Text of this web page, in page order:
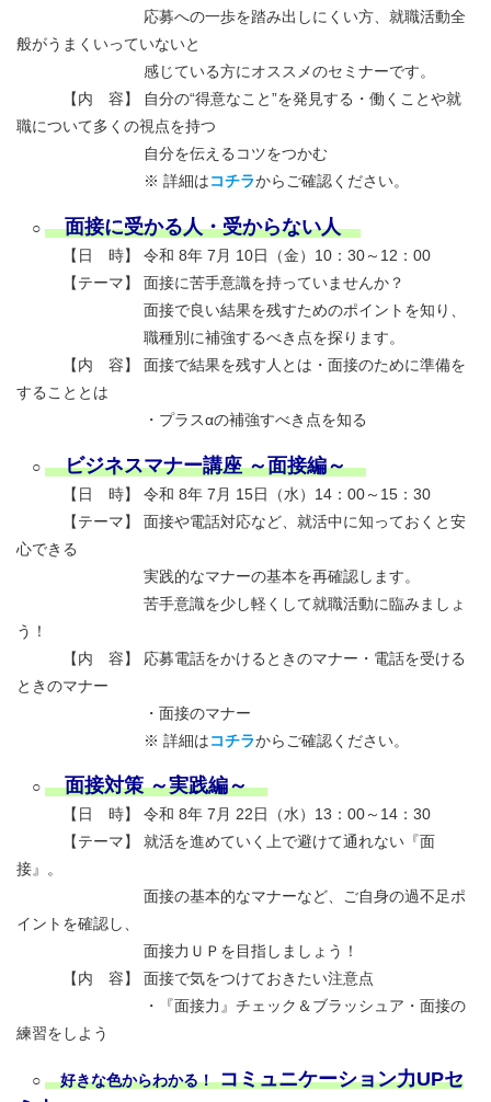
応募への一歩を踏み出しにくい方、就職活動全
般がうまくいっていないと
感じている方にオススメのセミナーです。
【内 容】 自分の“得意なこと”を発見する・働くことや就
職について多くの視点を持つ
自分を伝えるコツをつかむ
※ 詳細はコチラからご確認ください。
○ 面接に受かる人・受からない人
【日 時】 令和 8年 7月 10日（金）10：30～12：00
【テーマ】 面接に苦手意識を持っていませんか？
面接で良い結果を残すためのポイントを知り、
職種別に補強するべき点を探ります。
【内 容】 面接で結果を残す人とは・面接のために準備を
することとは
・プラスαの補強すべき点を知る
○ ビジネスマナー講座 ～面接編～
【日 時】 令和 8年 7月 15日（水）14：00～15：30
【テーマ】 面接や電話対応など、就活中に知っておくと安
心できる
実践的なマナーの基本を再確認します。
苦手意識を少し軽くして就職活動に臨みましょ
う！
【内 容】 応募電話をかけるときのマナー・電話を受ける
ときのマナー
・面接のマナー
※ 詳細はコチラからご確認ください。
○ 面接対策 ～実践編～
【日 時】 令和 8年 7月 22日（水）13：00～14：30
【テーマ】 就活を進めていく上で避けて通れない『面
接』。
面接の基本的なマナーなど、ご自身の過不足ポ
イントを確認し、
面接力ＵＰを目指しましょう！
【内 容】 面接で気をつけておきたい注意点
・『面接力』チェック＆ブラッシュア・面接の
練習をしよう
○ 好きな色からわかる！コミュニケーション力UPセ